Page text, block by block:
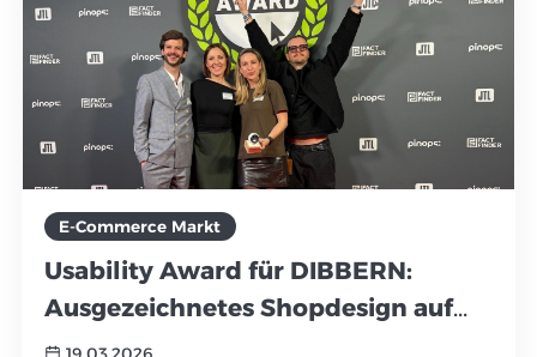
E-Commerce Markt
Usability Award für DIBBERN:
Ausgezeichnetes Shopdesign auf
Basis von OXID eSales